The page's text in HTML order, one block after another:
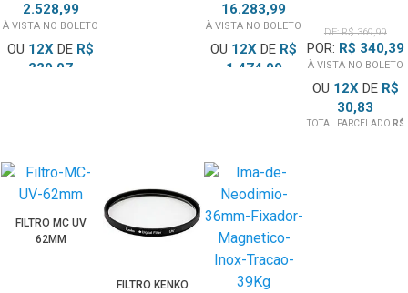
2.528,99
À VISTA NO BOLETO
OU 12X DE R$
229,07
16.283,99
À VISTA NO BOLETO
OU 12X DE R$
1.474,99
DE AÇÃO
GOPRO E
XIAOMI YI
DE: R$ 369,99
POR: R$ 340,39
À VISTA NO BOLETO
OU 12XDE R$
30,83
TOTAL PARCELADO R$
FILTRO MC UV
62MM
FILTRO KENKO